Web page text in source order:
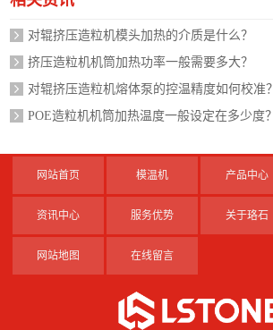
对辊挤压造粒机模头加热的介质是什么？
挤压造粒机机筒加热功率一般需要多大？
对辊挤压造粒机熔体泵的控温精度如何校准？
POE造粒机机筒加热温度一般设定在多少度？
网站首页 模温机 产品中心
资讯中心 服务优势 关于珞石
网站地图 在线留言